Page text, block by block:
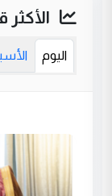
الأكثر
اليوم